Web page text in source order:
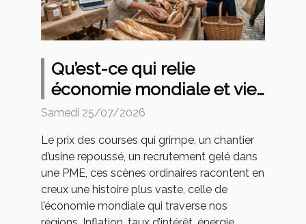
Qu’est-ce qui relie
économie mondiale et vies
de région au quotidien ?
Samedi 25/07/2026
Le prix des courses qui grimpe, un chantier
d’usine repoussé, un recrutement gelé dans
une PME, ces scènes ordinaires racontent en
creux une histoire plus vaste, celle de
l’économie mondiale qui traverse nos